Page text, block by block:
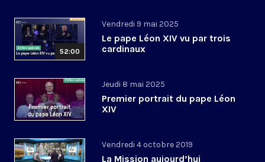
52:00
Vendredi 9 mai 2025
Le pape Léon XIV vu par trois
cardinaux
Jeudi 8 mai 2025
Premier portrait du pape Léon
XIV
Vendredi 4 octobre 2019
La Mission aujourd’hui